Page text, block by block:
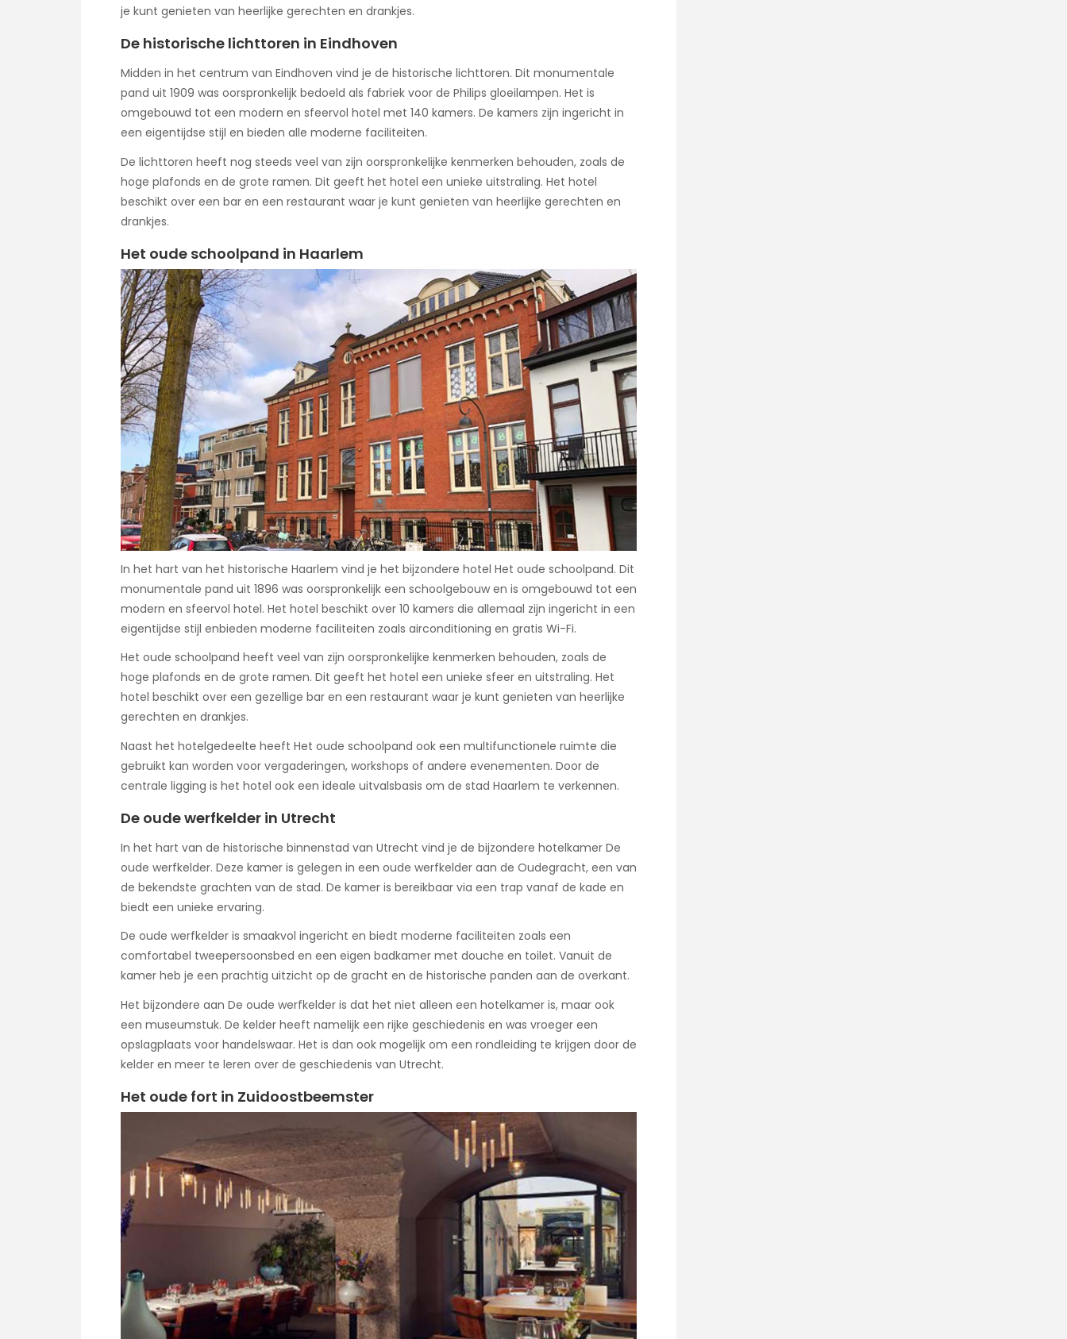
je kunt genieten van heerlijke gerechten en drankjes.
De historische lichttoren in Eindhoven
Midden in het centrum van Eindhoven vind je de historische lichttoren. Dit monumentale
pand uit 1909 was oorspronkelijk bedoeld als fabriek voor de Philips gloeilampen. Het is
omgebouwd tot een modern en sfeervol hotel met 140 kamers. De kamers zijn ingericht in
een eigentijdse stijl en bieden alle moderne faciliteiten.
De lichttoren heeft nog steeds veel van zijn oorspronkelijke kenmerken behouden, zoals de
hoge plafonds en de grote ramen. Dit geeft het hotel een unieke uitstraling. Het hotel
beschikt over een bar en een restaurant waar je kunt genieten van heerlijke gerechten en
drankjes.
Het oude schoolpand in Haarlem
In het hart van het historische Haarlem vind je het bijzondere hotel Het oude schoolpand. Dit
monumentale pand uit 1896 was oorspronkelijk een schoolgebouw en is omgebouwd tot een
modern en sfeervol hotel. Het hotel beschikt over 10 kamers die allemaal zijn ingericht in een
eigentijdse stijl enbieden moderne faciliteiten zoals airconditioning en gratis Wi-Fi.
Het oude schoolpand heeft veel van zijn oorspronkelijke kenmerken behouden, zoals de
hoge plafonds en de grote ramen. Dit geeft het hotel een unieke sfeer en uitstraling. Het
hotel beschikt over een gezellige bar en een restaurant waar je kunt genieten van heerlijke
gerechten en drankjes.
Naast het hotelgedeelte heeft Het oude schoolpand ook een multifunctionele ruimte die
gebruikt kan worden voor vergaderingen, workshops of andere evenementen. Door de
centrale ligging is het hotel ook een ideale uitvalsbasis om de stad Haarlem te verkennen.
De oude werfkelder in Utrecht
In het hart van de historische binnenstad van Utrecht vind je de bijzondere hotelkamer De
oude werfkelder. Deze kamer is gelegen in een oude werfkelder aan de Oudegracht, een van
de bekendste grachten van de stad. De kamer is bereikbaar via een trap vanaf de kade en
biedt een unieke ervaring.
De oude werfkelder is smaakvol ingericht en biedt moderne faciliteiten zoals een
comfortabel tweepersoonsbed en een eigen badkamer met douche en toilet. Vanuit de
kamer heb je een prachtig uitzicht op de gracht en de historische panden aan de overkant.
Het bijzondere aan De oude werfkelder is dat het niet alleen een hotelkamer is, maar ook
een museumstuk. De kelder heeft namelijk een rijke geschiedenis en was vroeger een
opslagplaats voor handelswaar. Het is dan ook mogelijk om een rondleiding te krijgen door de
kelder en meer te leren over de geschiedenis van Utrecht.
Het oude fort in Zuidoostbeemster